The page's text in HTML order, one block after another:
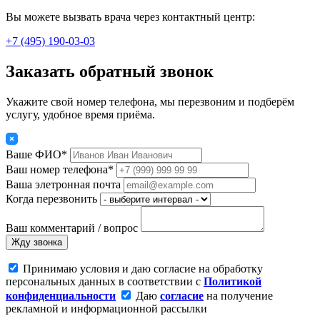
Вы можете вызвать врача через контактный центр:
+7 (495) 190-03-03
Заказать обратный звонок
Укажите свой номер телефона, мы перезвоним и подберём
услугу, удобное время приёма.
Ваше ФИО*
Ваш номер телефона*
Ваша элетронная почта
Когда перезвонить
Ваш комментарий / вопрос
Жду звонка
Принимаю условия и даю согласие на обработку
персональных данных в соответствии с Политикой
конфиденциальности
Даю согласие на получение
рекламной и информационной рассылки